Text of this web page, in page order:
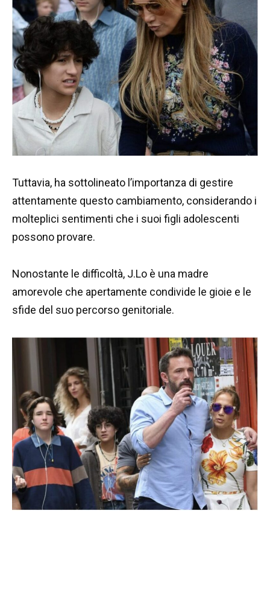
Tuttavia, ha sottolineato l’importanza di gestire
attentamente questo cambiamento, considerando i
molteplici sentimenti che i suoi figli adolescenti
possono provare.
Nonostante le difficoltà, J.Lo è una madre
amorevole che apertamente condivide le gioie e le
sfide del suo percorso genitoriale.